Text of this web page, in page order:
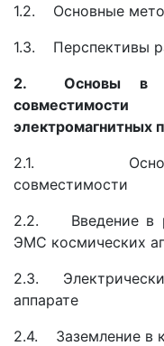
1.2. Основные
1.3. Перспективы
2. Основы в
электромагнитных
2.1. Основы
совместимости
2.2. Введение в
ЭМС космических
2.3.
аппарате
2.4. Заземление в